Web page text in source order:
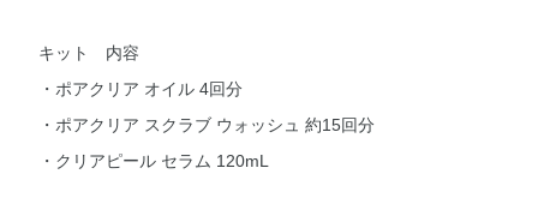
キット 内容
・ポアクリア オイル 4回分
・ポアクリア スクラブ ウォッシュ 約15回分
・クリアピール セラム 120mL